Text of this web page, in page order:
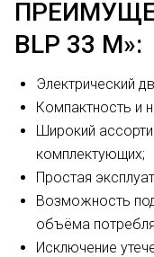
BLP 33 M»:
Электрический
Компактность и
Широкий
комплектующих;
Простая
Возможность
объёма
Исключение